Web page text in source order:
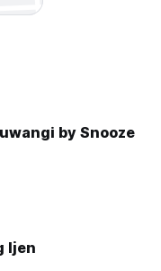
by Snooze
Ijen